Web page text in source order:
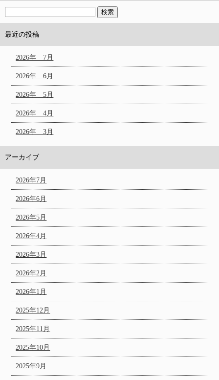
最近の投稿
2026年 7月
2026年 6月
2026年 5月
2026年 4月
2026年 3月
アーカイブ
2026年7月
2026年6月
2026年5月
2026年4月
2026年3月
2026年2月
2026年1月
2025年12月
2025年11月
2025年10月
2025年9月